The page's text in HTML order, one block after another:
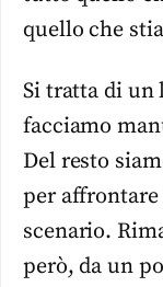
quello che
Si tratta di un
facciamo
Del resto
per affrontare
scenario.
però, da un